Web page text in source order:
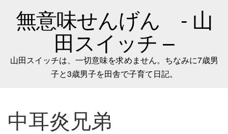
無意味せんげん - 山
田スイッチ –
山田スイッチは、一切意味を求めません。ちなみに7歳男
子と3歳男子を田舎で子育て日記。
中耳炎兄弟